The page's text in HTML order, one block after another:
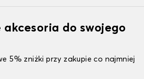
akcesoria do swojego
5% zniżki przy zakupie co najmniej